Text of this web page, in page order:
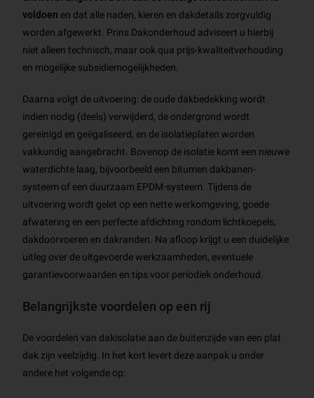
voldoen en dat alle naden, kieren en dakdetails zorgvuldig
worden afgewerkt. Prins Dakonderhoud adviseert u hierbij
niet alleen technisch, maar ook qua prijs-kwaliteitverhouding
en mogelijke subsidiemogelijkheden.
Daarna volgt de uitvoering: de oude dakbedekking wordt
indien nodig (deels) verwijderd, de ondergrond wordt
gereinigd en geëgaliseerd, en de isolatieplaten worden
vakkundig aangebracht. Bovenop de isolatie komt een nieuwe
waterdichte laag, bijvoorbeeld een bitumen dakbanen-
systeem of een duurzaam EPDM-systeem. Tijdens de
uitvoering wordt gelet op een nette werkomgeving, goede
afwatering en een perfecte afdichting rondom lichtkoepels,
dakdoorvoeren en dakranden. Na afloop krijgt u een duidelijke
uitleg over de uitgevoerde werkzaamheden, eventuele
garantievoorwaarden en tips voor periodiek onderhoud.
Belangrijkste voordelen op een rij
De voordelen van dakisolatie aan de buitenzijde van een plat
dak zijn veelzijdig. In het kort levert deze aanpak u onder
andere het volgende op: